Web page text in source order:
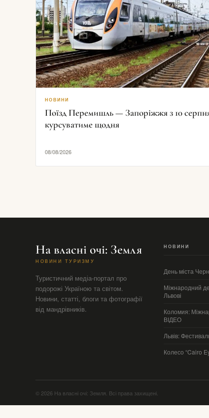
НОВИНИ
Поїзд Перемишль — Запоріжжя з 10
курсуватиме щодня
08/08/2026
На власні очі: Земля
НОВИНИ ТУРИЗМУ
Туристичний медіа-портал про
подорожі Україною та світом.
Новини, статті, блоги та фотографії
від мандрівників.
НОВИНИ
День міста
Міжнародний
Львові
Коломия:
ВІДЕО
Львів:
Колесо “Cairo
© 2026 На власні очі: Земля. Всі права захищені.